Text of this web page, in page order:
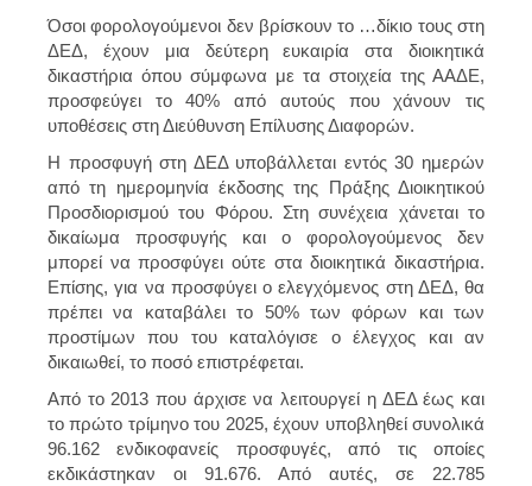
Όσοι φορολογούμενοι δεν βρίσκουν το …δίκιο τους στη
ΔΕΔ, έχουν μια δεύτερη ευκαιρία στα διοικητικά
δικαστήρια όπου σύμφωνα με τα στοιχεία της ΑΑΔΕ,
προσφεύγει το 40% από αυτούς που χάνουν τις
υποθέσεις στη Διεύθυνση Επίλυσης Διαφορών.
Η προσφυγή στη ΔΕΔ υποβάλλεται εντός 30 ημερών
από τη ημερομηνία έκδοσης της Πράξης Διοικητικού
Προσδιορισμού του Φόρου. Στη συνέχεια χάνεται το
δικαίωμα προσφυγής και ο φορολογούμενος δεν
μπορεί να προσφύγει ούτε στα διοικητικά δικαστήρια.
Επίσης, για να προσφύγει ο ελεγχόμενος στη ΔΕΔ, θα
πρέπει να καταβάλει το 50% των φόρων και των
προστίμων που του καταλόγισε ο έλεγχος και αν
δικαιωθεί, το ποσό επιστρέφεται.
Από το 2013 που άρχισε να λειτουργεί η ΔΕΔ έως και
το πρώτο τρίμηνο του 2025, έχουν υποβληθεί συνολικά
96.162 ενδικοφανείς προσφυγές, από τις οποίες
εκδικάστηκαν οι 91.676. Από αυτές, σε 22.785